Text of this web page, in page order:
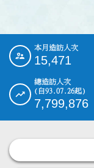
::: 本月造訪人次
15,471
總造訪人次
(自93.07.26起)
7,799,876